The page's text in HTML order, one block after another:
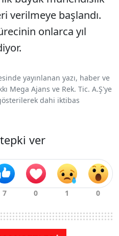
verilmeye başlandı.
onlarca yıl
yayınlanan yazı, haber ve
Mega Ajans ve Rek. Tic. A.Ş'ye
dahi iktibas
ver